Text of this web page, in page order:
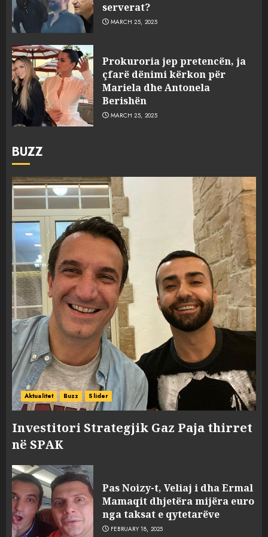
serverat?
MARCH 25, 2025
Prokuroria jep pretencën, ja
çfarë dënimi kërkon për
Mariela dhe Antonela
Berishën
MARCH 25, 2025
BUZZ
Aktualitet Buzz Slider
Investitori Strategjik Gaz Paja thirret
në SPAK
Pas Noizy-t, Veliaj i dha Ermal
Mamaqit dhjetëra mijëra euro
nga taksat e qytetarëve
FEBRUARY 18, 2025